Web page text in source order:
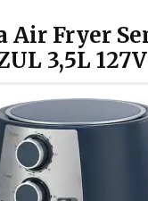
Air Fryer
3,5L 127V